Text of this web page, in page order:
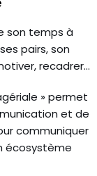
son temps à
pairs, son
recadrer…
» permet
et de
communiquer
écosystème